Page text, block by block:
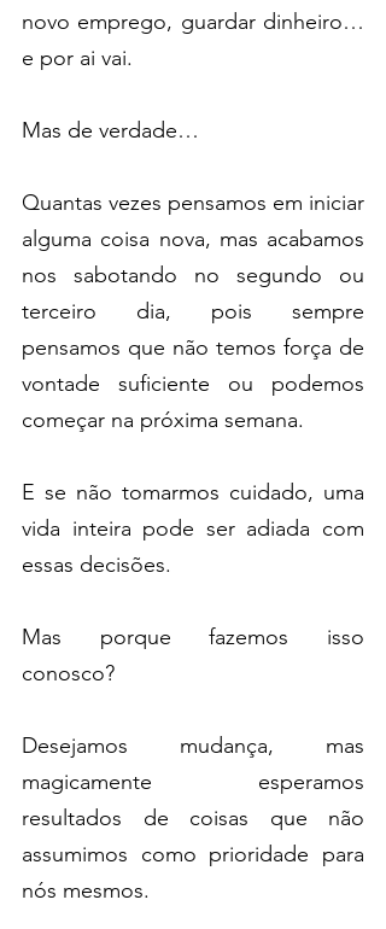
novo emprego, guardar dinheiro…
e por ai vai.
Mas de verdade…
Quantas vezes pensamos em iniciar
alguma coisa nova, mas acabamos
nos sabotando no segundo ou
terceiro dia, pois sempre
pensamos que não temos força de
vontade suficiente ou podemos
começar na próxima semana.
E se não tomarmos cuidado, uma
vida inteira pode ser adiada com
essas decisões.
Mas porque fazemos isso
conosco?
Desejamos mudança, mas
magicamente esperamos
resultados de coisas que não
assumimos como prioridade para
nós mesmos.